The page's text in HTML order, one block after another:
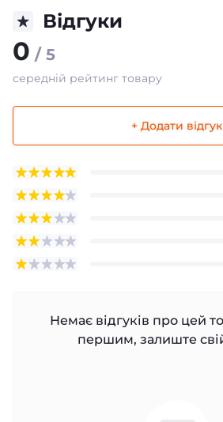
Відгуки
0 / 5
середній рейтинг товару
+ Додати відгук
Немає відгуків про цей
першим, залиште